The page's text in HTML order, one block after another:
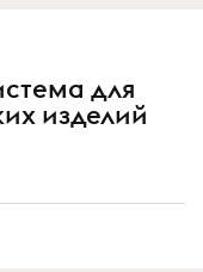
для
изделий